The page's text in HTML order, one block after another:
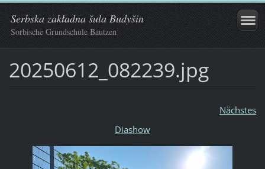
Serbska zakładna šula Budyšin
Sorbische Grundschule Bautzen
20250612_082239.jpg
Nächstes
Diashow